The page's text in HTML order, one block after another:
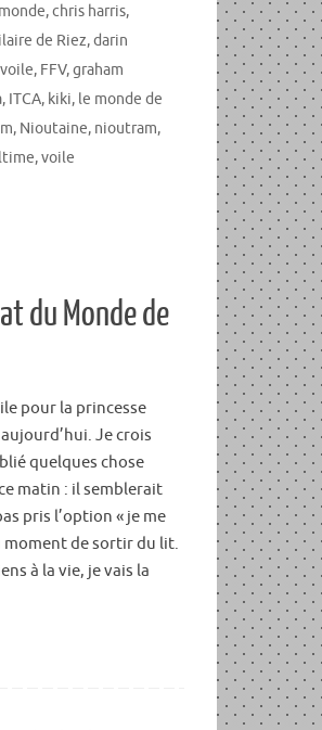
,chris harris,
de Riez,darin
, FFV,graham
, ITCA, kiki, le monde de
, Nioutaine, nioutram,
,voile
du Monde de
pour la princesse
Je crois
quelques chose
matin : il semblerait
pris l’option « je me
moment de sortir du lit.
à la vie, je vais la